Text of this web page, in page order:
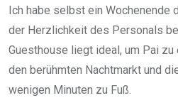
Ich habe selbst ein Wochenende
der Herzlichkeit des Personals
Guesthouse liegt ideal, um Pai zu
den berühmten Nachtmarkt und
wenigen Minuten zu Fuß.